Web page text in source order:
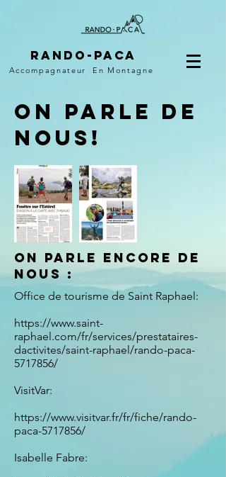
Rando-PACA
Accompagnateur En Montagne
On parle de
nous!
On parle encore de
nous :
Office de tourisme de Saint Raphael:
https://www.saint-
raphael.com/fr/services/prestataires-
dactivites/saint-raphael/rando-paca-
5717856/
VisitVar:
https://www.visitvar.fr/fr/fiche/rando-
paca-5717856/
Isabelle Fabre: